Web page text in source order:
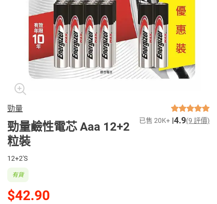
勁量
勁量鹼性電芯 Aaa 12+2
粒裝
已售 20K+ 4.9(9 評價)
12+2'S
$42.90
有貨